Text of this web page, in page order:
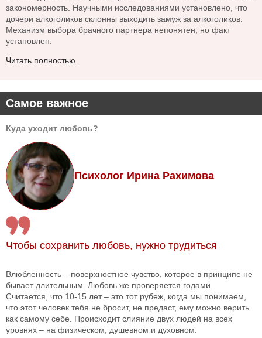
Самое важное
Куда уходит любовь?
Психолог Ирина Рахимова
Чтобы сохранить любовь, нужно трудиться
Влюбленность – поверхностное чувство, которое в принципе не
бывает длительным. Любовь же проверяется годами.
Считается, что 10-15 лет – это тот рубеж, когда мы понимаем,
что этот человек тебя не бросит, не предаст, ему можно верить
как самому себе. Происходит слияние двух людей на всех
уровнях – на физическом, душевном и духовном.
закономерность. Научными исследованиями установлено, что
дочери алкоголиков склонны выходить замуж за алкоголиков.
Механизм выбора брачного партнера непонятен, но факт
установлен.
Читать полностью